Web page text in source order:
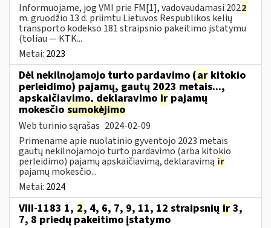
Informuojame, jog VMI prie FM[1], vadovaudamasi 2022
m. gruodžio 13 d. priimtu Lietuvos Respublikos kelių
transporto kodekso 181 straipsnio pakeitimo įstatymu
(toliau — KTK...
Metai: 2023
Dėl nekilnojamojo turto pardavimo (ar kitokio
perleidimo) pajamų, gautų 2023 metais...,
apskaičiavimo, deklaravimo ir pajamų
mokesčio sumokėjimo
Web turinio sąrašas 2024-02-09
Primename apie nuolatinio gyventojo 2023 metais
gautų nekilnojamojo turto pardavimo (arba kitokio
perleidimo) pajamų apskaičiavimą, deklaravimą ir
pajamų mokesčio...
Metai: 2024
VIII-1183 1, 2, 4, 6, 7, 9, 11, 12 straipsnių ir 3,
7, 8 priedų pakeitimo įstatymo